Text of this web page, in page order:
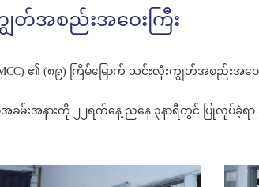
တ်အစည်းအဝေးကြီး
၏ (၈၉) ကြိမ်မြောက် သင်းလုံးကျွတ်အစည်
မ်းအနားကို ၂၂ရက်နေ့ ညနေ ၃နာရီတွင် ပြုလုပ်ခဲ့ရ